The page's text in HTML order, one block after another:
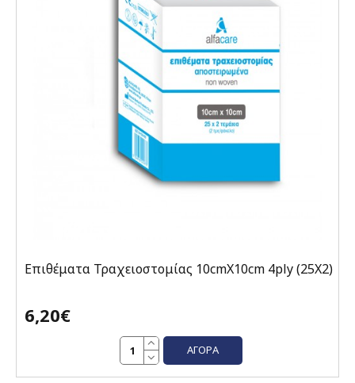
Επιθέματα Τραχειοστομίας 10cmX10cm 4ply (25X2)
6,20€
ΑΓΟΡΆ